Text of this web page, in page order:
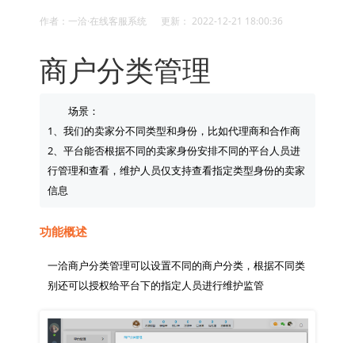
作者：一洽·在线客服系统 更新： 2022-12-21 18:00:36
商户分类管理
场景：
1、我们的卖家分不同类型和身份，比如代理商和合作商
2、平台能否根据不同的卖家身份安排不同的平台人员进
行管理和查看，维护人员仅支持查看指定类型身份的卖家
功能概述
一洽商户分类管理可以设置不同的商户分类，根据不同类
别还可以授权给平台下的指定人员进行维护监管